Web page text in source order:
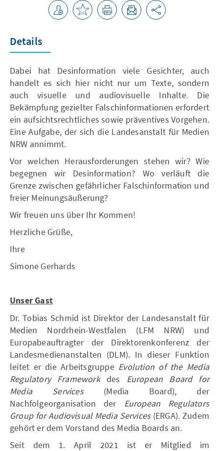
Details
Dabei hat Desinformation viele Gesichter, auch
handelt es sich hier nicht nur um Texte, sondern
auch visuelle und audiovisuelle Inhalte. Die
Bekämpfung gezielter Falschinformationen erfordert
ein aufsichtsrechtliches sowie präventives Vorgehen.
Eine Aufgabe, der sich die Landesanstalt für Medien
NRW annimmt.
Vor welchen Herausforderungen stehen wir? Wie
begegnen wir Desinformation? Wo verläuft die
Grenze zwischen gefährlicher Falschinformation und
freier Meinungsäußerung?
Wir freuen uns über Ihr Kommen!
Herzliche Grüße,
Ihre
Simone Gerhards
Unser Gast
Dr. Tobias Schmid ist Direktor der Landesanstalt für
Medien Nordrhein-Westfalen (LFM NRW) und
Europabeauftragter der Direktorenkonferenz der
Landesmedienanstalten (DLM). In dieser Funktion
leitet er die Arbeitsgruppe Evolution of the Media
Regulatory Framework des European Board for
Media Services (Media Board), der
Nachfolgeorganisation der European Regulators
Group for Audiovisual Media Services (ERGA). Zudem
gehört er dem Vorstand des Media Boards an.
Seit dem 1. April 2021 ist er Mitglied im